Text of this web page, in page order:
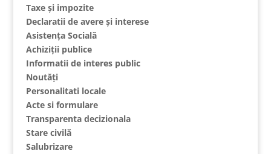
Taxe și impozite
Declaratii de avere și interese
Asistența Socială
Achiziții publice
Informatii de interes public
Noutăți
Personalitati locale
Acte si formulare
Transparenta decizionala
Stare civilă
Salubrizare